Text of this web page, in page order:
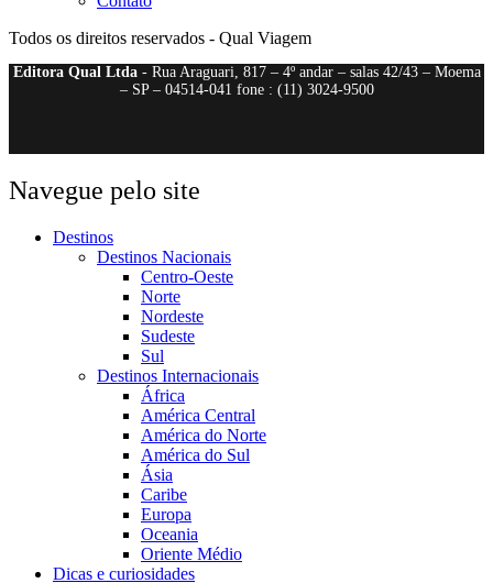
Todos os direitos reservados - Qual Viagem
Editora Qual Ltda- Rua Araguari, 817 – 4º andar – salas 42/43 – Moema
– SP – 04514-041 fone : (11) 3024-9500
Navegue pelo site
Destinos
Destinos Nacionais
Centro-Oeste
Norte
Nordeste
Sudeste
Sul
Destinos Internacionais
África
América Central
América do Norte
América do Sul
Ásia
Caribe
Europa
Oceania
Oriente Médio
Dicas e curiosidades